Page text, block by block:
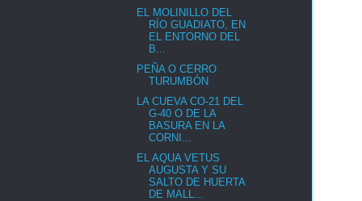
EL MOLINILLO DEL
RÍO GUADIATO, EN
EL ENTORNO DEL
B...
PEÑA O CERRO
TURUMBÓN
LA CUEVA CO-21 DEL
G-40 O DE LA
BASURA EN LA
CORNI...
EL AQUA VETUS
AUGUSTA Y SU
SALTO DE HUERTA
DE MALL...